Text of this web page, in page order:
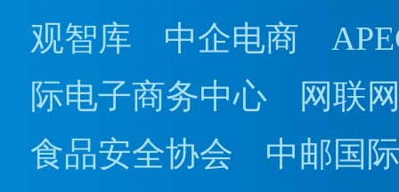
观智库
中企电商
际电子商务中心
网联
食品安全协会
中邮国